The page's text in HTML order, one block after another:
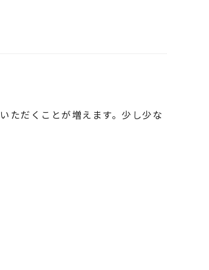
ただくことが増えます。少し少な